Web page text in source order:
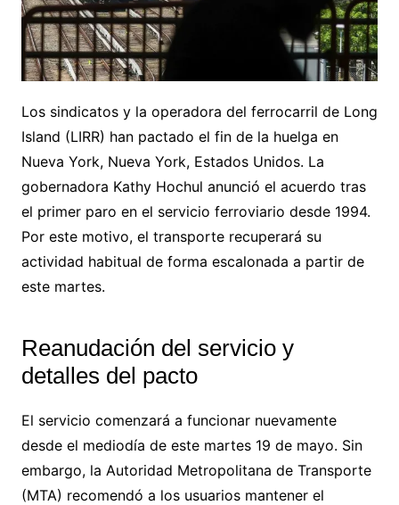
Los sindicatos y la operadora del ferrocarril de Long
Island (LIRR) han pactado el fin de la huelga en
Nueva York, Nueva York, Estados Unidos. La
gobernadora Kathy Hochul anunció el acuerdo tras
el primer paro en el servicio ferroviario desde 1994.
Por este motivo, el transporte recuperará su
actividad habitual de forma escalonada a partir de
este martes.
Reanudación del servicio y
detalles del pacto
El servicio comenzará a funcionar nuevamente
desde el mediodía de este martes 19 de mayo. Sin
embargo, la Autoridad Metropolitana de Transporte
(MTA) recomendó a los usuarios mantener el